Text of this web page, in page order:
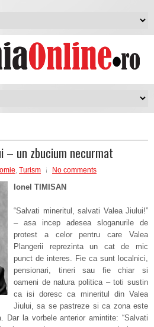
– un zbucium necurmat
, Turism No comments
Ionel TIMISAN
“Salvati mineritul, salvati Valea Jiului!”
– asa incep adesea sloganurile de
protest a celor pentru care Valea
Plangerii reprezinta un cat de mic
punct de interes. Fie ca sunt localnici,
pensionari, tineri sau fie chiar si
oameni de natura politica – toti sustin
ca isi doresc ca mineritul din Valea
Jiului, sa se pastreze si ca zona este
Dar la vorbele anterior amintite: “Salvati